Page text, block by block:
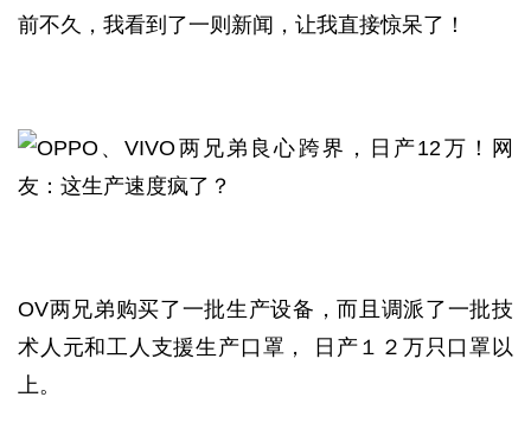
前不久，我看到了一则新闻，让我直接惊呆了！
OV两兄弟购买了一批生产设备，而且调派了一批技
术人元和工人支援生产口罩， 日产１２万只口罩以
上。